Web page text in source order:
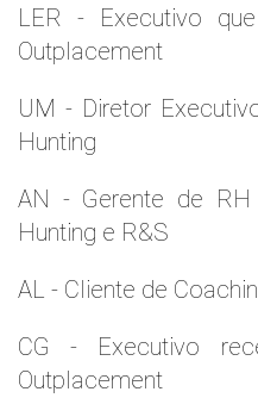
LER - Executivo
Outplacement
UM - Diretor
Hunting
AN - Gerente de
Hunting e R&S
AL - Cliente de
CG - Executivo
Outplacement